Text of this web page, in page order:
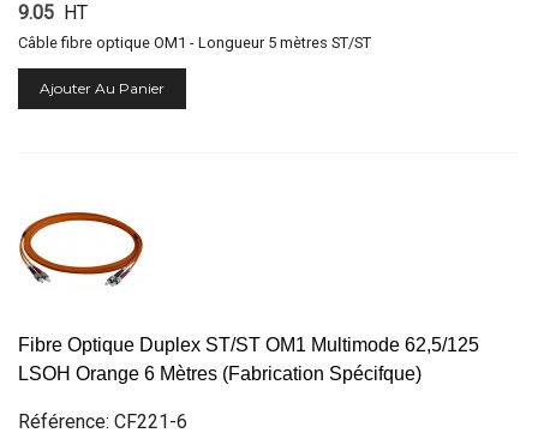
9.05 HT
Câble fibre optique OM1 - Longueur 5 mètres ST/ST
Ajouter Au Panier
Fibre Optique Duplex ST/ST OM1 Multimode 62,5/125
LSOH Orange 6 Mètres (Fabrication Spécifque)
Référence: CF221-6